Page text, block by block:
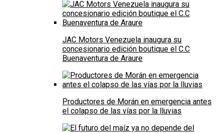
JAC Motors Venezuela inaugura su
concesionario edición boutique el C.C
Buenaventura de Araure
Productores de Morán en emergencia antes
el colapso de las vías por la lluvias